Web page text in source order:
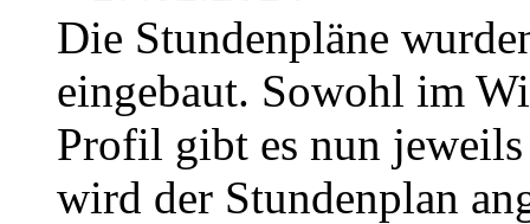
Die Stundenpläne
eingebaut. Sowohl im
Profil gibt es nun
wird der Stundenplan